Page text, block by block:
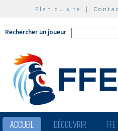
Plan du site |
Rechercher un joueur
ACCUEIL DÉCOUVRIR FFE